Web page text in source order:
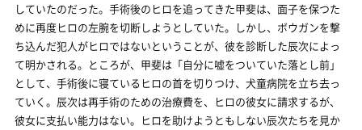
していたのだった。手術後のヒロを追ってきた甲斐は、面子を保つた
めに再度ヒロの左腕を切断しようとしていた。しかし、ボウガンを撃
ち込んだ犯人がヒロではないということが、彼を診断した辰次によっ
て明かされる。ところが、甲斐は「自分に嘘をついていた落とし前」
として、手術後に寝ているヒロの首を切りつけ、犬童病院を立ち去っ
ていく。辰次は再手術のための治療費を、ヒロの彼女に請求するが、
彼女に支払い能力はない。ヒロを助けようともしない辰次たちを見か